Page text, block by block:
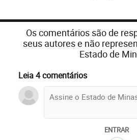
Os comentários são de
seus autores e não
Estado de
Leia 4 comentários
ENTRAR